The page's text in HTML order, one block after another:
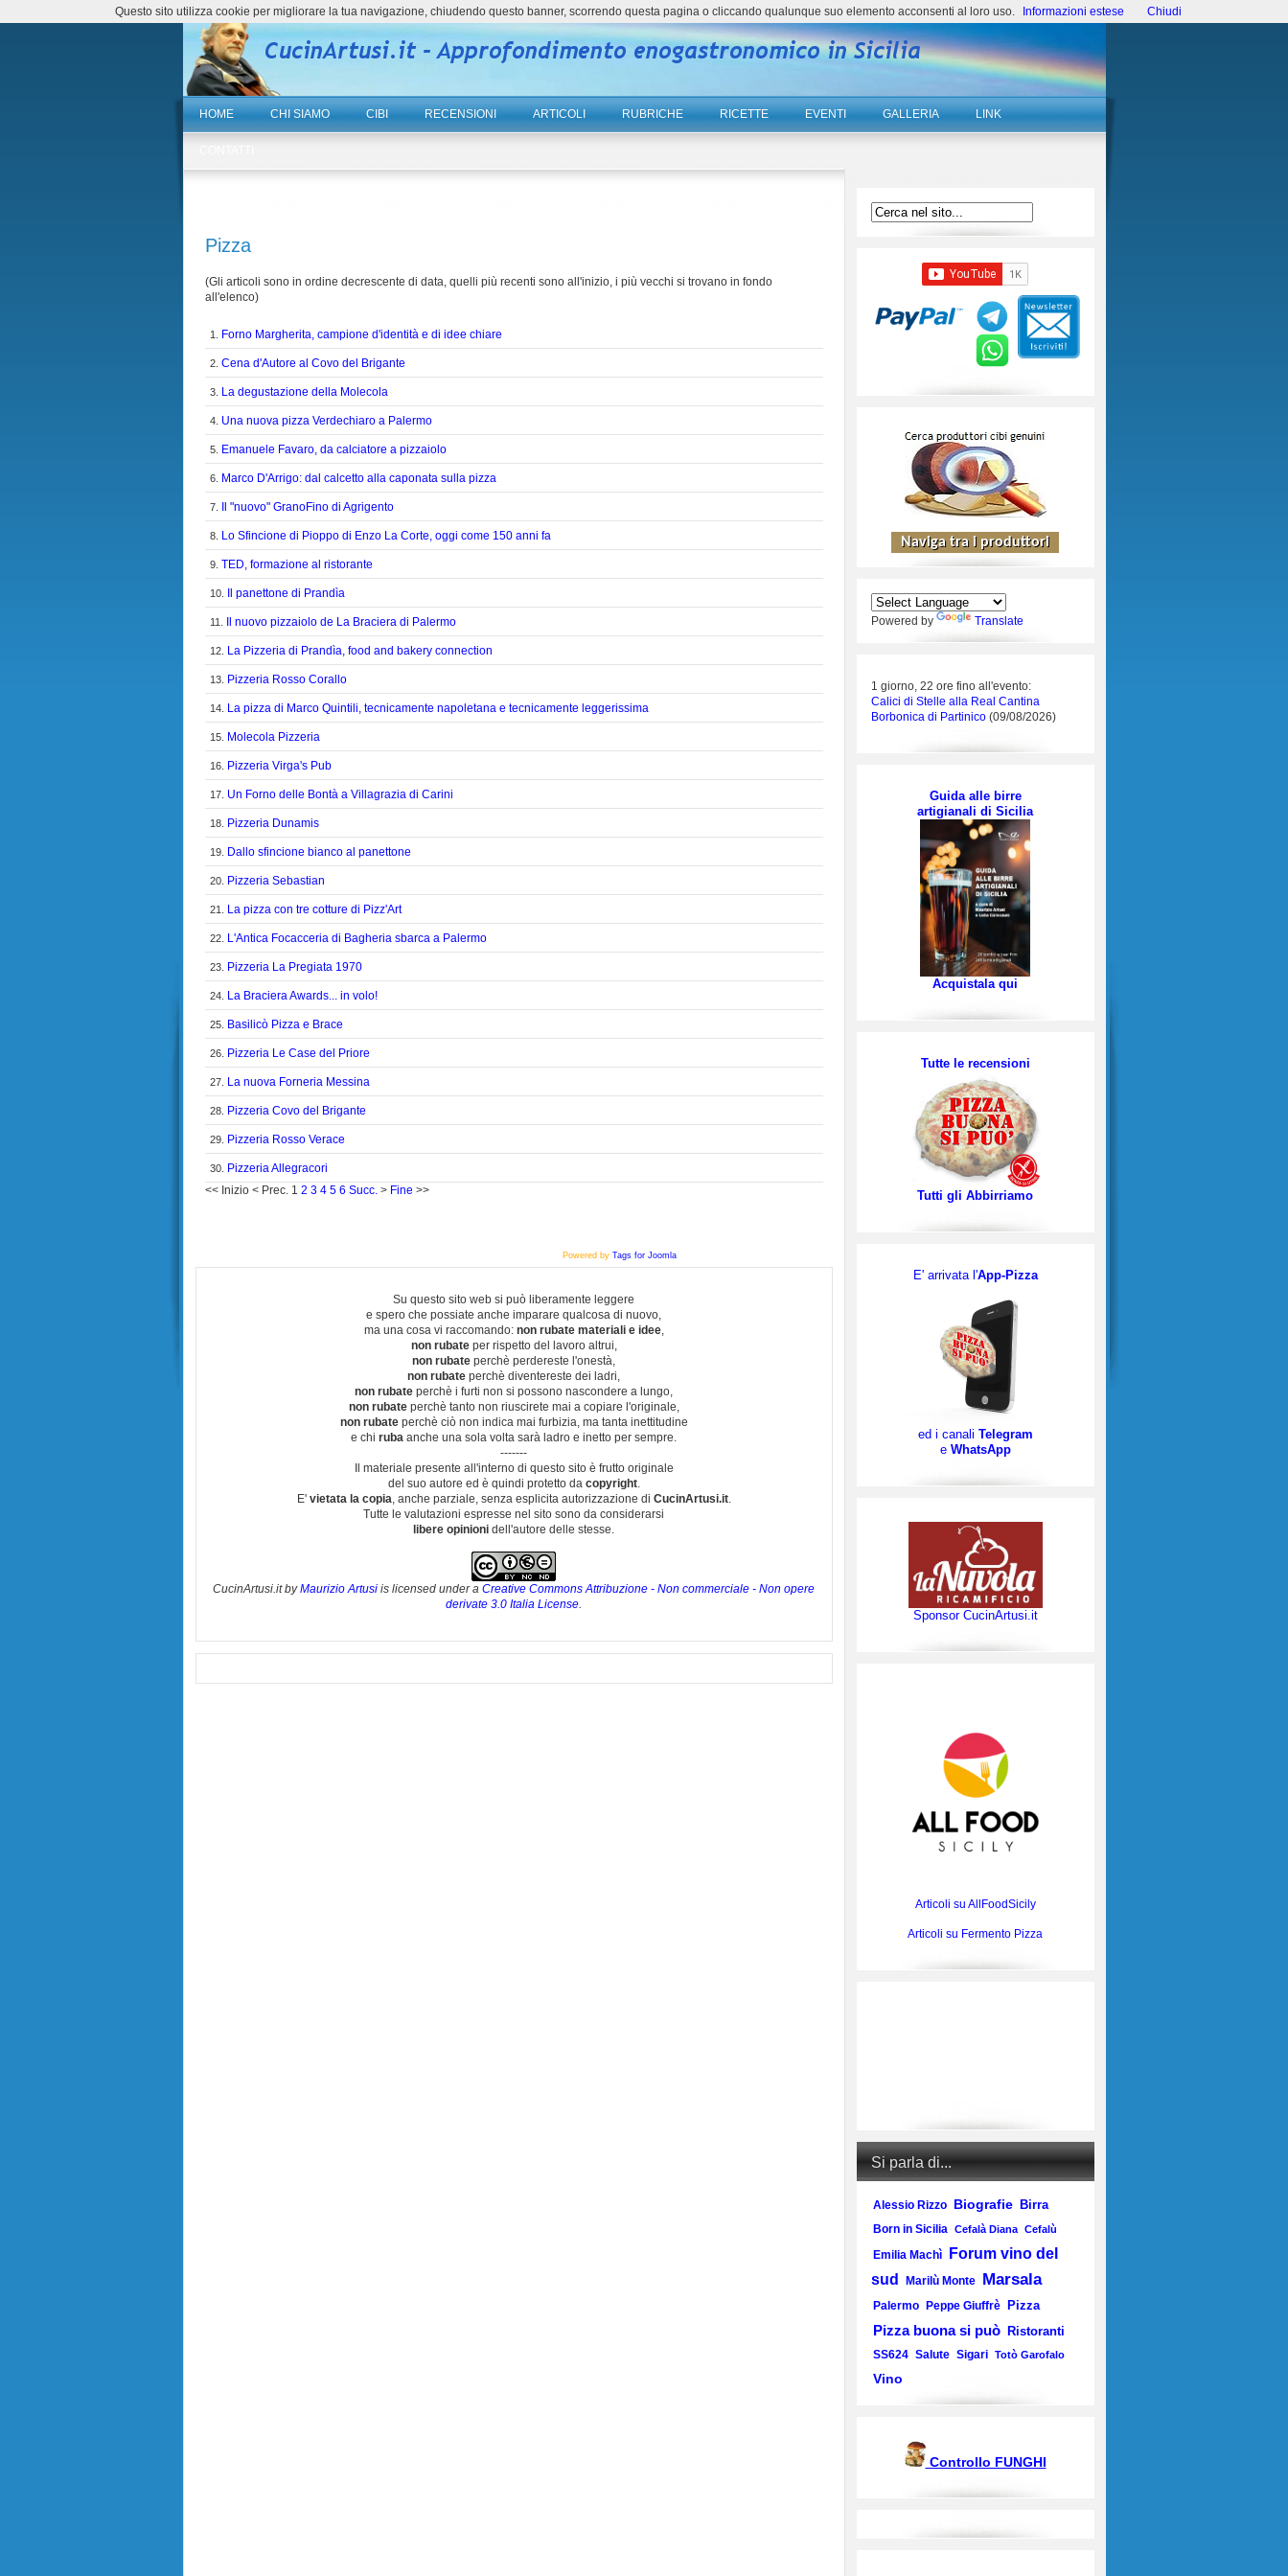
HOME CHI SIAMO CIBI RECENSIONI ARTICOLI RUBRICHE RICETTE EVENTI GALLERIA LINK
Pizza
(Gli articoli sono in ordine decrescente di data, quelli più recenti sono all'inizio, i più vecchi si trovano in fondo
all'elenco)
1. Forno Margherita, campione d'identità e di idee chiare
2. Cena d'Autore al Covo del Brigante
3. La degustazione della Molecola
4. Una nuova pizza Verdechiaro a Palermo
5. Emanuele Favaro, da calciatore a pizzaiolo
6. Marco D'Arrigo: dal calcetto alla caponata sulla pizza
7. Il "nuovo" GranoFino di Agrigento
8. Lo Sfincione di Pioppo di Enzo La Corte, oggi come 150 anni fa
9. TED, formazione al ristorante
10. Il panettone di Prandìa
11. Il nuovo pizzaiolo de La Braciera di Palermo
12. La Pizzeria di Prandìa, food and bakery connection
13. Pizzeria Rosso Corallo
14. La pizza di Marco Quintili, tecnicamente napoletana e tecnicamente leggerissima
15. Molecola Pizzeria
16. Pizzeria Virga's Pub
17. Un Forno delle Bontà a Villagrazia di Carini
18. Pizzeria Dunamis
19. Dallo sfincione bianco al panettone
20. Pizzeria Sebastian
21. La pizza con tre cotture di Pizz'Art
22. L'Antica Focacceria di Bagheria sbarca a Palermo
23. Pizzeria La Pregiata 1970
24. La Braciera Awards... in volo!
25. Basilicò Pizza e Brace
26. Pizzeria Le Case del Priore
27. La nuova Forneria Messina
28. Pizzeria Covo del Brigante
29. Pizzeria Rosso Verace
30.
Pizzeria Allegracori
<< Inizio< Prec. 1 2 3 4 5 6 Succ.> Fine >>
Powered by Tags for Joomla
Su questo sito web si può liberamente leggere
e spero che possiate anche imparare qualcosa di nuovo,
ma una cosa vi raccomando: non rubate materiali e idee,
non rubateper rispetto del lavoro altrui,
non rubate perchè perdereste l'onestà,
non rubate perchè diventereste dei ladri,
non rubate perchè i furti non si possono nascondere a lungo,
non rubateperchè tanto non riuscirete mai a copiare l'originale,
non rubateperchè ciò non indica mai furbizia, ma tanta inettitudine
e chi ruba anche una sola volta sarà ladro e inetto per sempre.
-------
Il materiale presente all'interno di questo sito è frutto originale
del suo autore ed è quindi protetto da copyright.
E' vietata la copia, anche parziale, senza esplicita autorizzazione di CucinArtusi.it.
Tutte le valutazioni espresse nel sito sono da considerarsi
libere opinioni dell'autore delle stesse.
CucinArtusi.itbyMaurizio Artusi is licensed under a Creative Commons Attribuzione - Non commerciale - Non opere
derivate 3.0 Italia License.
Powered by Translate
1 giorno, 22 ore fino all'evento:
Calici di Stelle alla Real Cantina
Borbonica di Partinico (09/08/2026)
Guida alle birre
artigianali di Sicilia
Acquistala qui
Tutte le recensioni
Tutti gli Abbirriamo
E' arrivata l'App-Pizza
ed i canali Telegram
e WhatsApp
Sponsor CucinArtusi.it
Articoli su AllFoodSicily
Articoli su Fermento Pizza
Si parla di...
Alessio Rizzo Biografie Birra
Born in Sicilia Cefalà Diana Cefalù
Emilia Machì
Forum vino del
sud
Marilù Monte Marsala
Palermo Peppe Giuffrè Pizza
Pizza buona si può Ristoranti
SS624 Salute Sigari Totò Garofalo
Vino
Controllo FUNGHI
Questo sito utilizza cookie per migliorare la tua navigazione, chiudendo questo banner, scorrendo questa pagina o cliccando qualunque suo elemento acconsenti al loro uso. Informazioni estese Chiudi